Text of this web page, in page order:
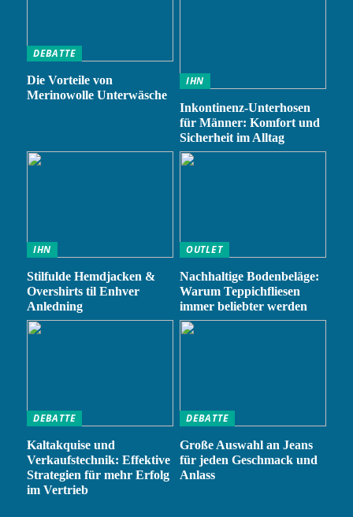
DEBATTE
Die Vorteile von
Merinowolle Unterwäsche
IHN
Inkontinenz-Unterhosen
für Männer: Komfort und
Sicherheit im Alltag
IHN
Stilfulde Hemdjacken &
Overshirts til Enhver
Anledning
OUTLET
Nachhaltige Bodenbeläge:
Warum Teppichfliesen
immer beliebter werden
DEBATTE
Kaltakquise und
Verkaufstechnik: Effektive
Strategien für mehr Erfolg
im Vertrieb
DEBATTE
Große Auswahl an Jeans
für jeden Geschmack und
Anlass